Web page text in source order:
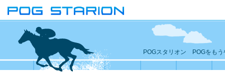
POGスタリオン POGをもう